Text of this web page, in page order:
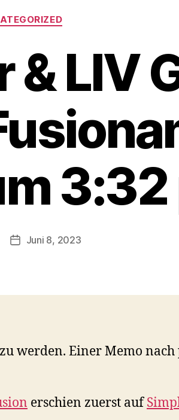
Kategorien
& LIV
3:32
Veröffentlichungsdatum
Juni 8, 2023
werden. Einer Memo
erschien zuerst auf